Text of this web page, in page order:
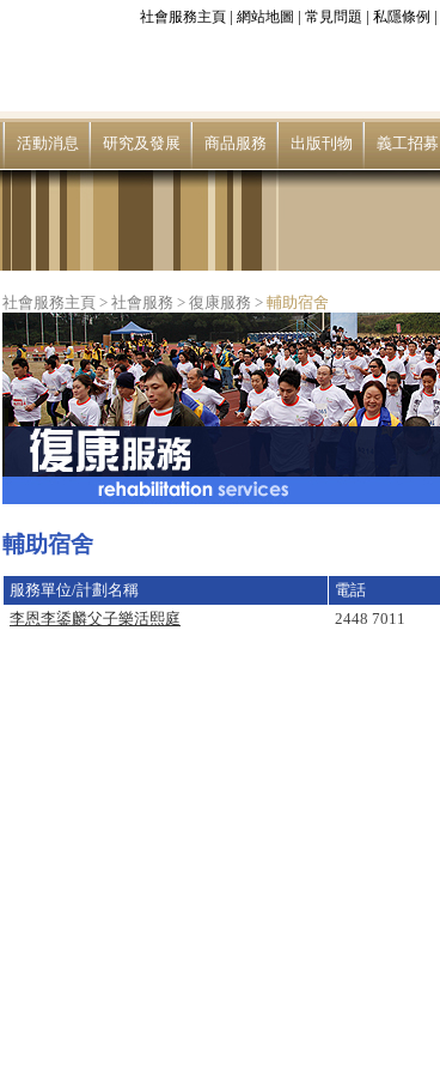
社會服務主頁 | 網站地圖 | 常見問題 | 私隱條例 |
活動消息 研究及發展 商品服務 出版刊物 義工招募
社會服務主頁 > 社會服務 > 復康服務 > 輔助宿舍
輔助宿舍
服務單位/計劃名稱
電話
李恩李鋈麟父子樂活熙庭
2448 7011